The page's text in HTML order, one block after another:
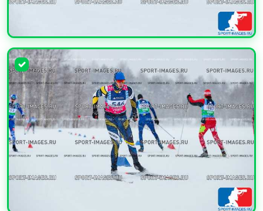
УВЕЛИЧИТЬ